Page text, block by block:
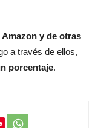
y de otras
a través de ellos,
porcentaje.